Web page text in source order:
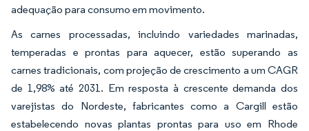
adequação para consumo em movimento.
As carnes processadas, incluindo variedades marinadas,
temperadas e prontas para aquecer, estão superando as
carnes tradicionais, com projeção de crescimento a um CAGR
de 1,98% até 2031. Em resposta à crescente demanda dos
varejistas do Nordeste, fabricantes como a Cargill estão
estabelecendo novas plantas prontas para uso em Rhode